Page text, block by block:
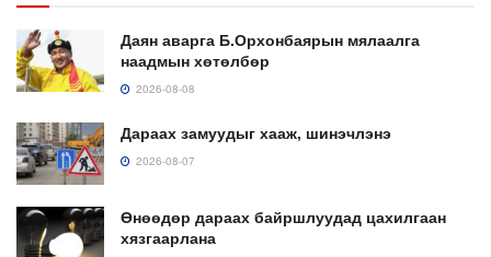
Даян аварга Б.Орхонбаярын мялаалга
наадмын хөтөлбөр
2026-08-08
Дараах замуудыг хааж, шинэчлэнэ
2026-08-07
Өнөөдөр дараах байршлуудад цахилгаан
хязгаарлана